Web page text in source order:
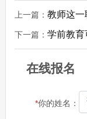
上一篇： 教师这一
下一篇： 学前教育
在线报名
*你的姓名：